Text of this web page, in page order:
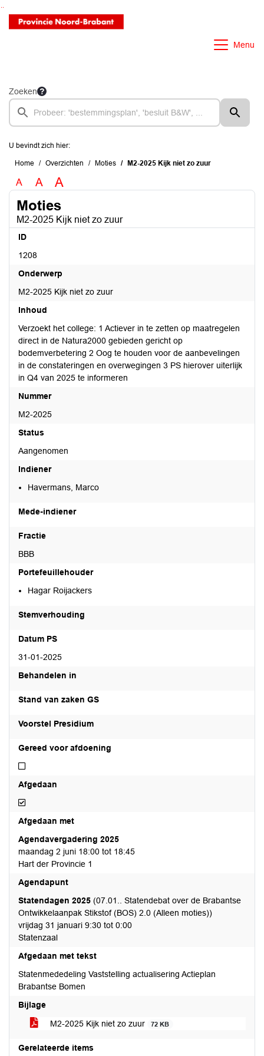
Ga naar de inhoud van deze pagina
Ga naar het zoeken
Ga naar het menu
Menu
Zoeken
U bevindt zich hier:
Home Overzichten Moties M2-2025 Kijk niet zo zuur
A A A
Moties
M2-2025 Kijk niet zo zuur
ID
1208
Onderwerp
M2-2025 Kijk niet zo zuur
Inhoud
Verzoekt het college: 1 Actiever in te zetten op maatregelen
direct in de Natura2000 gebieden gericht op
bodemverbetering 2 Oog te houden voor de aanbevelingen
in de constateringen en overwegingen 3 PS hierover uiterlijk
in Q4 van 2025 te informeren
Nummer
M2-2025
Status
Aangenomen
Indiener
Havermans, Marco
Mede-indiener
Fractie
BBB
Portefeuillehouder
Hagar Roijackers
Stemverhouding
Datum PS
31-01-2025
Behandelen in
Stand van zaken GS
Voorstel Presidium
Gereed voor afdoening
Niet gereed voor afdoening
Afgedaan
Afgedaan
Afgedaan met
Agendavergadering 2025
maandag 2 juni 18:00 tot 18:45
Hart der Provincie 1
Agendapunt
Statendagen 2025 (07.01.. Statendebat over de Brabantse
Ontwikkelaanpak Stikstof (BOS) 2.0 (Alleen moties))
vrijdag 31 januari 9:30 tot 0:00
Statenzaal
Afgedaan met tekst
Statenmededeling Vaststelling actualisering Actieplan
Brabantse Bomen
Bijlage
M2-2025 Kijk niet zo zuur
72 KB
Gerelateerde items